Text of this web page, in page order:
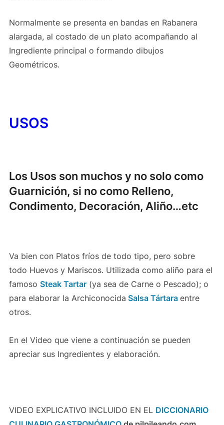
Normalmente se presenta en bandas en Rabanera
alargada, al costado de un plato acompañando al
Ingrediente principal o formando dibujos
Geométricos.
USOS
Los Usos son muchos y no solo como
Guarnición, si no como Relleno,
Condimento, Decoración, Aliño…etc
Va bien con Platos fríos de todo tipo, pero sobre
todo Huevos y Mariscos. Utilizada como aliño para el
famoso Steak Tartar(ya sea de Carne o Pescado); o
para elaborar la Archiconocida Salsa Tártara entre
otros.
En el Video que viene a continuación se pueden
apreciar sus Ingredientes y elaboración.
VIDEO EXPLICATIVO INCLUIDO EN EL DICCIONARIO